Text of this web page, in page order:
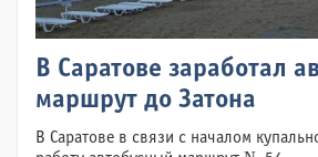
В Саратове заработал
маршрут до Затона
В Саратове в связи с началом